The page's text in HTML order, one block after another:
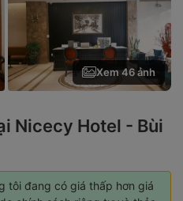
Xem 46 ảnh
Nicecy Hotel - Bùi
tôi đang có giá thấp hơn giá